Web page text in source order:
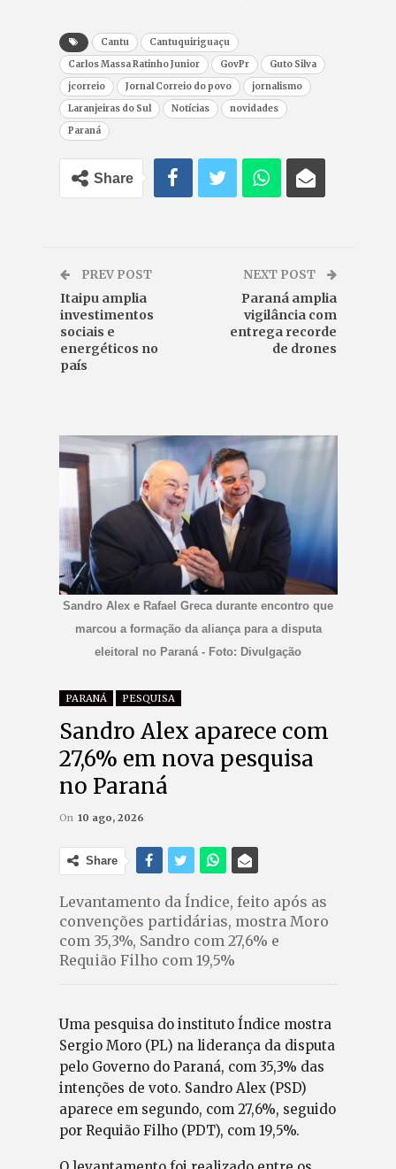
Cantu
Cantuquiriguaçu
Carlos Massa Ratinho Junior
GovPr
Guto Silva
jcorreio
Jornal Correio do povo
jornalismo
Laranjeiras do Sul
Notícias
novidades
Paraná
Share
PREV POST
Itaipu amplia
investimentos
sociais e
energéticos no
país
NEXT POST
Paraná amplia
vigilância com
entrega recorde
de drones
Sandro Alex e Rafael Greca durante encontro que
marcou a formação da aliança para a disputa
eleitoral no Paraná - Foto: Divulgação
PARANÁ PESQUISA
Sandro Alex aparece com
27,6% em nova pesquisa
no Paraná
On 10 ago, 2026
Share
Levantamento da Índice, feito após as
convenções partidárias, mostra Moro
com 35,3%, Sandro com 27,6% e
Requião Filho com 19,5%
Uma pesquisa do instituto Índice mostra
Sergio Moro (PL) na liderança da disputa
pelo Governo do Paraná, com 35,3% das
intenções de voto. Sandro Alex (PSD)
aparece em segundo, com 27,6%, seguido
por Requião Filho (PDT), com 19,5%.